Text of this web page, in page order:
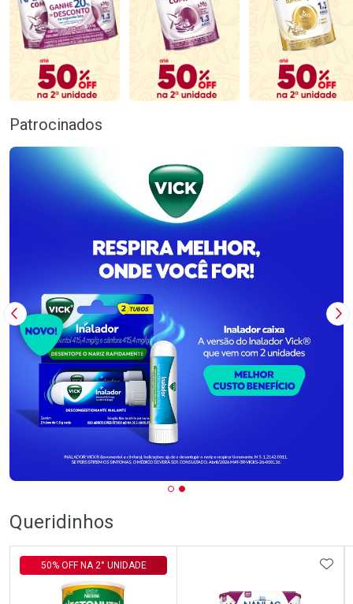
Patrocinados
Imagem Anterior
Queridinhos
50% OFF NA 2° UNIDADE